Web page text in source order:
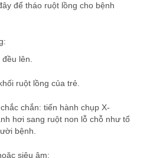
để tháo ruột lồng cho bệnh
lên.
ruột lồng của trẻ.
chắn: tiến hành chụp X-
hơi sang ruột non lỗ chỗ như tổ
bệnh.
siêu âm: